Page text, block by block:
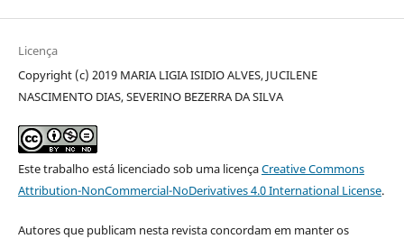
Licença
Copyright (c) 2019 MARIA LIGIA ISIDIO ALVES, JUCILENE
NASCIMENTO DIAS, SEVERINO BEZERRA DA SILVA
Este trabalho está licenciado sob uma licençaCreative Commons
Attribution-NonCommercial-NoDerivatives 4.0 International License.
Autores que publicam nesta revista concordam em manter os